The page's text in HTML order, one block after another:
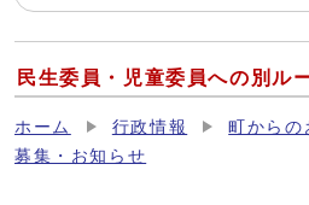
民生委員・児童委員への別ル
ホーム 行政情報
町からの
募集・お知らせ